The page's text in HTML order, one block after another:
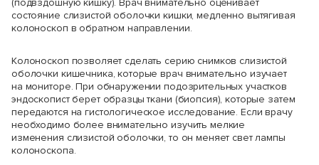
(подвздошную кишку). Врач внимательно оценивает
состояние слизистой оболочки кишки, медленно вытягивая
колоноскоп в обратном направлении.
Колоноскоп позволяет сделать серию снимков слизистой
оболочки кишечника, которые врач внимательно изучает
на мониторе. При обнаружении подозрительных участков
эндоскопист берет образцы ткани (биопсия), которые затем
передаются на гистологическое исследование. Если врачу
необходимо более внимательно изучить мелкие
изменения слизистой оболочки, то он меняет свет лампы
колоноскопа.